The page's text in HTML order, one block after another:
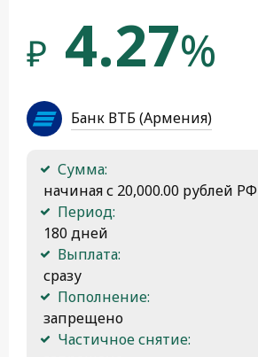
₽ 4.27%
Банк ВТБ (Армения)
Сумма:
начиная с 20,000.00 рублей РФ
Период:
180 дней
Выплата:
сразу
Пополнение:
запрещено
Частичное снятие: